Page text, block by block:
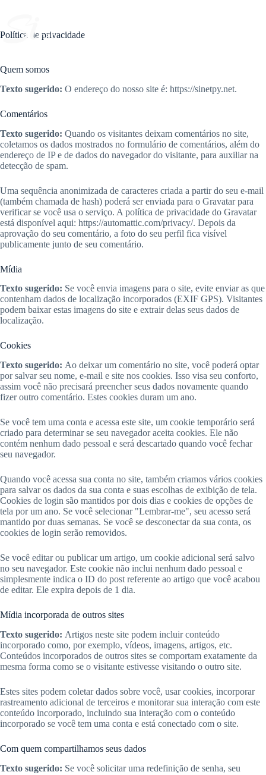
conteúdo
Política de privacidade
Quem somos
Texto sugerido: O endereço do nosso site é: https://sinetpy.net.
Comentários
Texto sugerido: Quando os visitantes deixam comentários no site,
coletamos os dados mostrados no formulário de comentários, além do
endereço de IP e de dados do navegador do visitante, para auxiliar na
detecção de spam.
Uma sequência anonimizada de caracteres criada a partir do seu e-mail
(também chamada de hash) poderá ser enviada para o Gravatar para
verificar se você usa o serviço. A política de privacidade do Gravatar
está disponível aqui: https://automattic.com/privacy/. Depois da
aprovação do seu comentário, a foto do seu perfil fica visível
publicamente junto de seu comentário.
Mídia
Texto sugerido: Se você envia imagens para o site, evite enviar as que
contenham dados de localização incorporados (EXIF GPS). Visitantes
podem baixar estas imagens do site e extrair delas seus dados de
localização.
Cookies
Texto sugerido: Ao deixar um comentário no site, você poderá optar
por salvar seu nome, e-mail e site nos cookies. Isso visa seu conforto,
assim você não precisará preencher seus dados novamente quando
fizer outro comentário. Estes cookies duram um ano.
Se você tem uma conta e acessa este site, um cookie temporário será
criado para determinar se seu navegador aceita cookies. Ele não
contém nenhum dado pessoal e será descartado quando você fechar
seu navegador.
Quando você acessa sua conta no site, também criamos vários cookies
para salvar os dados da sua conta e suas escolhas de exibição de tela.
Cookies de login são mantidos por dois dias e cookies de opções de
tela por um ano. Se você selecionar "Lembrar-me", seu acesso será
mantido por duas semanas. Se você se desconectar da sua conta, os
cookies de login serão removidos.
Se você editar ou publicar um artigo, um cookie adicional será salvo
no seu navegador. Este cookie não inclui nenhum dado pessoal e
simplesmente indica o ID do post referente ao artigo que você acabou
de editar. Ele expira depois de 1 dia.
Mídia incorporada de outros sites
Texto sugerido: Artigos neste site podem incluir conteúdo
incorporado como, por exemplo, vídeos, imagens, artigos, etc.
Conteúdos incorporados de outros sites se comportam exatamente da
mesma forma como se o visitante estivesse visitando o outro site.
Estes sites podem coletar dados sobre você, usar cookies, incorporar
rastreamento adicional de terceiros e monitorar sua interação com este
conteúdo incorporado, incluindo sua interação com o conteúdo
incorporado se você tem uma conta e está conectado com o site.
Com quem compartilhamos seus dados
Texto sugerido: Se você solicitar uma redefinição de senha, seu